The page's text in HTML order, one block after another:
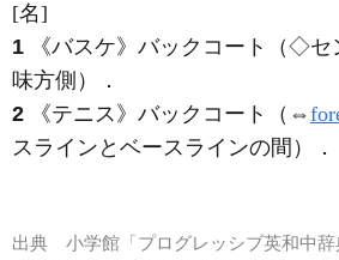
[名]
1
《バスケ》 バックコート（◇セ
味方側）
．
2
《テニス》 バックコート（⇔
スラインとベースラインの間）
．
出典 小学館「プログレッシブ英和中辞